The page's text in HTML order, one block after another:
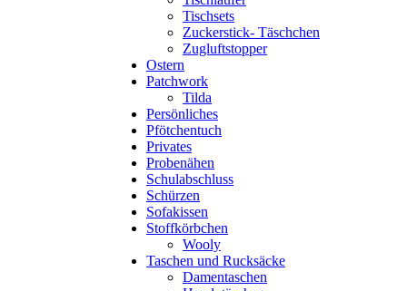
Tischsets
Zuckerstick- Täschchen
Zugluftstopper
Ostern
Patchwork
Tilda
Persönliches
Pfötchentuch
Privates
Probenähen
Schulabschluss
Schürzen
Sofakissen
Stoffkörbchen
Wooly
Taschen und Rucksäcke
Damentaschen